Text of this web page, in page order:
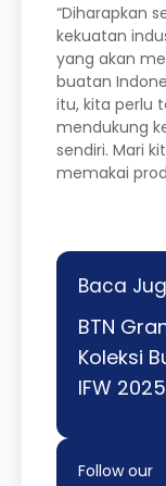
“Diharapkan
kekuatan
yang akan
buatan
itu, kita perlu
mendukung
sendiri. Mari
memakai
Baca
BTN
Koleksi
IFW 2025
Follow our